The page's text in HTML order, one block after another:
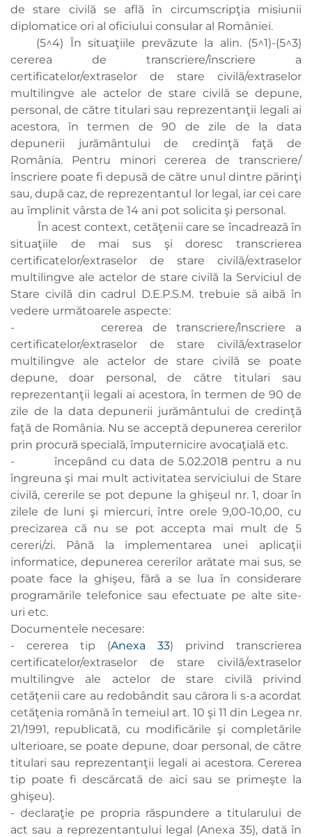
de stare civilă se află în circumscripţia misiunii
diplomatice ori al oficiului consular al României.
(5^4) În situaţiile prevăzute la alin. (5^1)-(5^3)
cererea de transcriere/înscriere a
certificatelor/extraselor de stare civilă/extraselor
multilingve ale actelor de stare civilă se depune,
personal, de către titulari sau reprezentanţii legali ai
acestora, în termen de 90 de zile de la data
depunerii jurământului de credinţă faţă de
România. Pentru minori cererea de transcriere/
înscriere poate fi depusă de către unul dintre părinţi
sau, după caz, de reprezentantul lor legal, iar cei care
au împlinit vârsta de 14 ani pot solicita şi personal.
În acest context, cetăţenii care se încadrează în
situaţiile de mai sus şi doresc transcrierea
certificatelor/extraselor de stare civilă/extraselor
multilingve ale actelor de stare civilă la Serviciul de
Stare civilă din cadrul D.E.P.S.M. trebuie să aibă în
vedere următoarele aspecte:
- cererea de transcriere/înscriere a
certificatelor/extraselor de stare civilă/extraselor
multilingve ale actelor de stare civilă se poate
depune, doar personal, de către titulari sau
reprezentanţii legali ai acestora, în termen de 90 de
zile de la data depunerii jurământului de credinţă
faţă de România. Nu se acceptă depunerea cererilor
prin procură specială, împuternicire avocaţială etc.
- începând cu data de 5.02.2018 pentru a nu
îngreuna şi mai mult activitatea serviciului de Stare
civilă, cererile se pot depune la ghişeul nr. 1, doar în
zilele de luni şi miercuri, între orele 9,00-10,00, cu
precizarea că nu se pot accepta mai mult de 5
cereri/zi. Până la implementarea unei aplicaţii
informatice, depunerea cererilor arătate mai sus, se
poate face la ghişeu, fără a se lua în considerare
programările telefonice sau efectuate pe alte site-
uri etc.
Documentele necesare:
- cererea tip (Anexa 33) privind transcrierea
certificatelor/extraselor de stare civilă/extraselor
multilingve ale actelor de stare civilă privind
cetăţenii care au redobândit sau cărora li s-a acordat
cetăţenia română în temeiul art. 10 şi 11 din Legea nr.
21/1991, republicată, cu modificările şi completările
ulterioare, se poate depune, doar personal, de către
titulari sau reprezentanţii legali ai acestora. Cererea
tip poate fi descărcată de aici sau se primeşte la
ghişeu).
- declaraţie pe propria răspundere a titularului de
act sau a reprezentantului legal (Anexa 35), dată în